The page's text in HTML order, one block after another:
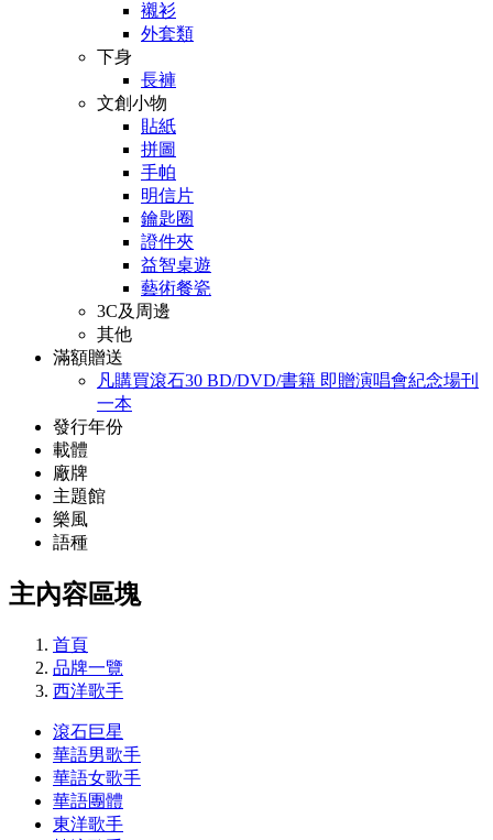
襯衫
外套類
下身
長褲
文創小物
貼紙
拼圖
手帕
明信片
鑰匙圈
證件夾
益智桌遊
藝術餐瓷
3C及周邊
其他
滿額贈送
凡購買滾石30 BD/DVD/書籍 即贈演唱會紀念場刊
一本
發行年份
載體
廠牌
主題館
樂風
語種
主內容區塊
首頁
品牌一覽
西洋歌手
滾石巨星
華語男歌手
華語女歌手
華語團體
東洋歌手